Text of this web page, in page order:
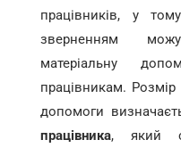
працівників, у
зверненням
матеріальну
працівникам. Розмір
допомоги
працівника, який